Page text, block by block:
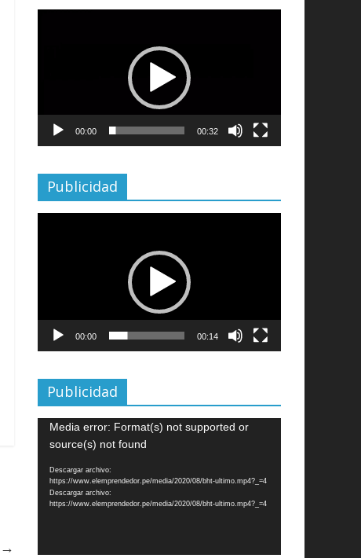
→
00:00 00:32
Publicidad
00:00 00:14
Publicidad
Reproductor
Media error: Format(s) not supported or
source(s) not found
Descargar archivo:
https://www.elemprendedor.pe/media/2020/08/bht-ultimo.mp4?_=4
Descargar archivo:
https://www.elemprendedor.pe/media/2020/08/bht-ultimo.mp4?_=4